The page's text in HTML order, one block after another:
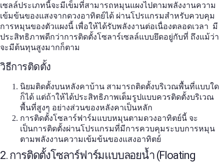
เซลล์ประเภทนี้จะมีเข็มที่สามารถหมุนแผงไปตามพลังงานความ
เข้มข้นของแสงจากดวงอาทิตย์ได้ ผ่านโปรแกรมสำหรับควบคุม
การหมุนของตัวแผงนี้ เพื่อให้ได้รับพลังงานต่อเนื่องตลอดเวลา มี
ประสิทธิภาพดีกว่าการติดตั้งโซลาร์เซลล์แบบยึดอยู่กับที่ ถึงแม้ว่า
จะมีต้นทุนสูงมากก็ตาม
วิธีการติดตั้ง
นิยมติดตั้งบนหลังคาบ้าน สามารถติดตั้งบริเวณพื้นที่แบบใด
ก็ได้ แต่ถ้าให้ได้ประสิทธิภาพเต็มรูปแบบควรติดตั้งบริเวณ
พื้นที่สูงๆ อย่างส่วนของหลังคาเป็นหลัก
การติดตั้งโซลาร์ฟาร์มแบบหมุนตามดวงอาทิตย์นี้ จะ
เป็นการติดตั้งผ่านโปรแกรมที่มีการควบคุมระบบการหมุน
ตามพลังงานความเข้มข้นของแสงอาทิตย์
2. การติดตั้งโซลาร์ฟาร์มแบบลอยน้ำ (Floating